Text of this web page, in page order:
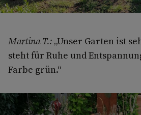
Martina T.: „Unser Garten ist
steht für Ruhe und
Farbe grün.“